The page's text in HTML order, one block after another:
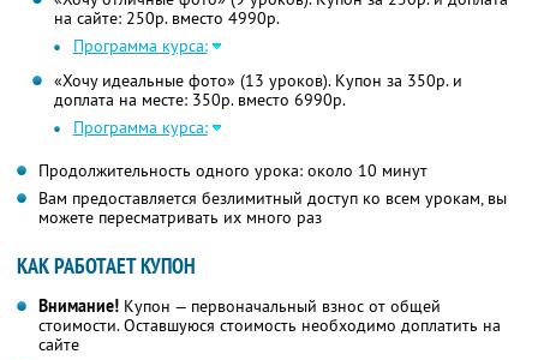
на сайте: 250р. вместо 4990р.
Программа курса:
«Хочу идеальные фото» (13 уроков). Купон за 350р. и
доплата на месте: 350р. вместо 6990р.
Программа курса:
Продолжительность одного урока: около 10 минут
Вам предоставляется безлимитный доступ ко всем урокам, вы
можете пересматривать их много раз
КАК РАБОТАЕТ КУПОН
Внимание! Купон — первоначальный взнос от общей
стоимости. Оставшуюся стоимость необходимо доплатить на
сайте